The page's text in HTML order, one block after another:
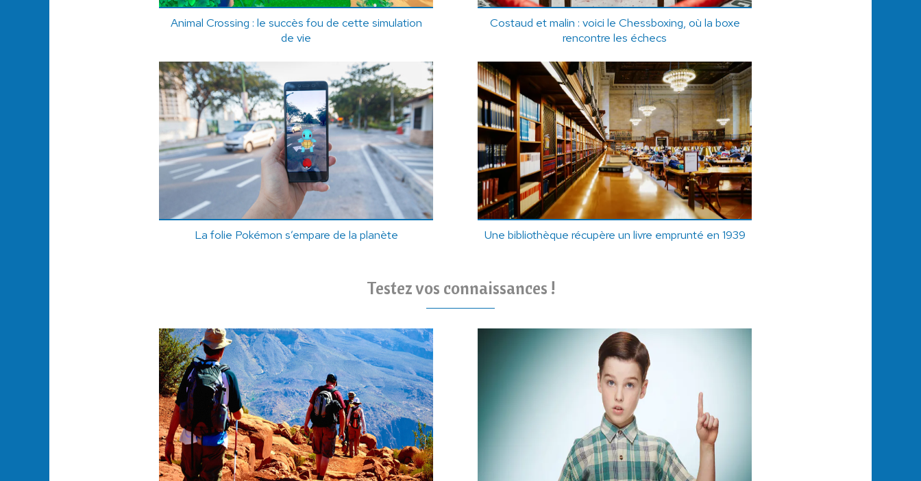
Animal Crossing : le succès fou de cette simulation
de vie
Costaud et malin : voici le Chessboxing, où la boxe
rencontre les échecs
La folie Pokémon s’empare de la planète Une bibliothèque récupère un livre emprunté en 1939
Testez vos connaissances !